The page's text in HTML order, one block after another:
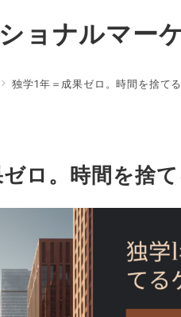
ョナルマー
独学1年＝成果ゼロ。時間を捨て
ロ。時間を捨